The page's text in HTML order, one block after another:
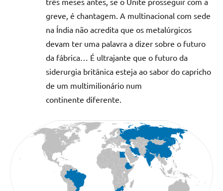
greve, é chantagem. A multinacional com sede
na Índia não acredita que os metalúrgicos
devam ter uma palavra a dizer sobre o futuro
da fábrica… É ultrajante que o futuro da
siderurgia britânica esteja ao sabor do capricho
de um multimilionário num
continente diferente.